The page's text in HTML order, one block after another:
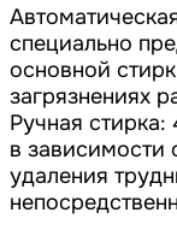
специально
основной
загрязнениях
Ручная
в зависимости
удаления